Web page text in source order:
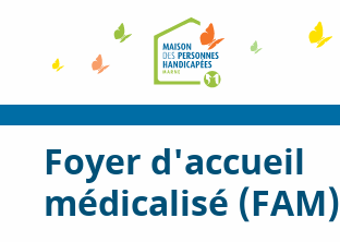
Foyer d'accueil
médicalisé (FAM)